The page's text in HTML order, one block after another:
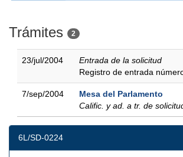
Trámites 2
23/jul/2004
Entrada de la solicitud
Registro de entrada
7/sep/2004
Mesa del Parlamento
Calific. y ad. a tr. de
6L/SD-0224